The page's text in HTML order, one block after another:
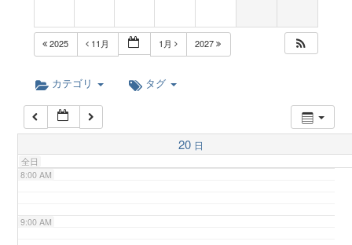
i
2025 11月 1月 2027
カテゴリ タグ
20 日
全日
5:00 AM
6:00 AM
7:00 AM
8:00 AM
9:00 AM